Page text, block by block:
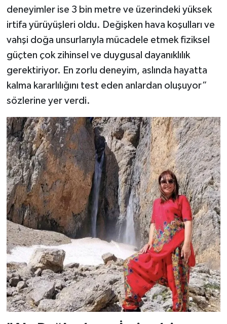
deneyimler ise 3 bin metre ve üzerindeki yüksek
irtifa yürüyüşleri oldu. Değişken hava koşulları ve
vahşi doğa unsurlarıyla mücadele etmek fiziksel
güçten çok zihinsel ve duygusal dayanıklılık
gerektiriyor. En zorlu deneyim, aslında hayatta
kalma kararlılığını test eden anlardan oluşuyor”
sözlerine yer verdi.